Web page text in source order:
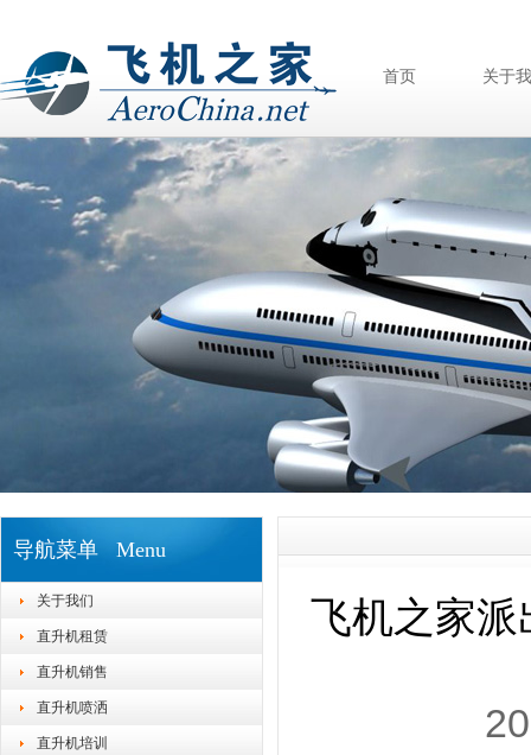
首页 关于
导航菜单 Menu
关于我们
直升机租赁
直升机销售
直升机喷洒
直升机培训
飞机之家派